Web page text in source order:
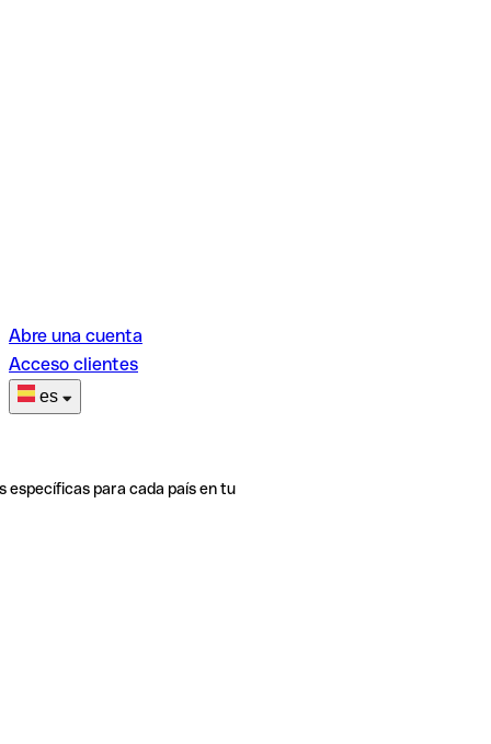
Abre una cuenta
Acceso clientes
es
específicas para cada país en tu